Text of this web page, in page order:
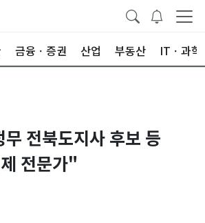
금융ㆍ증권 산업 부동산 ITㆍ과학
무 전북도지사 후보 등
전문가"